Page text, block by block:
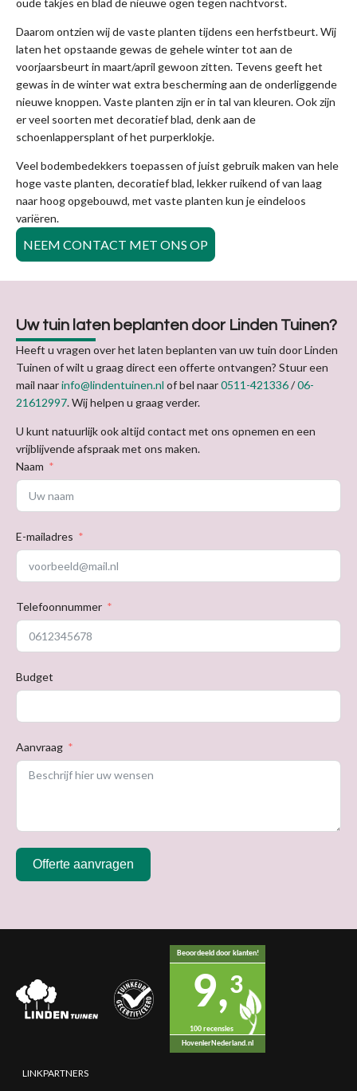
oude takjes en blad de nieuwe ogen tegen nachtvorst.
Daarom ontzien wij de vaste planten tijdens een herfstbeurt. Wij
laten het opstaande gewas de gehele winter tot aan de
voorjaarsbeurt in maart/april gewoon zitten. Tevens geeft het
gewas in de winter wat extra bescherming aan de onderliggende
nieuwe knoppen. Vaste planten zijn er in tal van kleuren. Ook zijn
er veel soorten met decoratief blad, denk aan de
schoenlappersplant of het purperklokje.
Veel bodembedekkers toepassen of juist gebruik maken van hele
hoge vaste planten, decoratief blad, lekker ruikend of van laag
naar hoog opgebouwd, met vaste planten kun je eindeloos
variëren.
NEEM CONTACT MET ONS OP
Uw tuin laten beplanten door Linden Tuinen?
Heeft u vragen over het laten beplanten van uw tuin door Linden
Tuinen of wilt u graag direct een offerte ontvangen? Stuur een
mail naarinfo@lindentuinen.nl of bel naar0511-421336/06-
21612997. Wij helpen u graag verder.
U kunt natuurlijk ook altijd contact met ons opnemen en een
vrijblijvende afspraak met ons maken.
Naam
E-mailadres
Telefoonnummer
Budget
Aanvraag
Offerte aanvragen
Beoordeeld door klanten!
9,3
100 recensies
HovenierNederland.nl
LINKPARTNERS